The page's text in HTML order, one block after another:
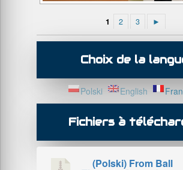
1 2 3 ►
Choix de la
Polski English
Fichiers à
(Polski) From Ball